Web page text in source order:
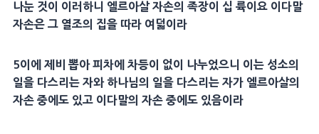
나눈 것이 이러하니 엘르아살자손의 족장이 십 륙이요 이다말
자손은 그 열조의 집을 따라 여덟이라
5이에 제비 뽑아 피차에 차등이 없이 나누었으니 이는 성소의
일을 다스리는 자와 하나님의 일을 다스리는 자가 엘르아살의
자손 중에도 있고 이다말의 자손 중에도 있음이라